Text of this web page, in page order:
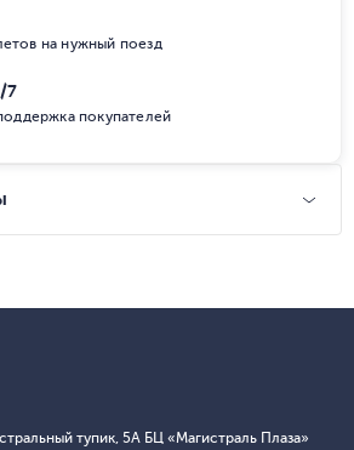
на нужный поезд
7
покупателей
тупик, 5А БЦ «Магистраль Плаза»